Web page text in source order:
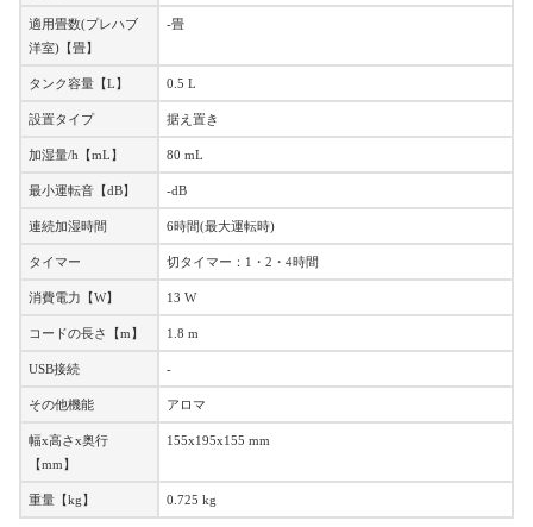
適用畳数(プレハブ
洋室)【畳】
-畳
タンク容量【L】 0.5 L
設置タイプ 据え置き
加湿量/h【mL】 80 mL
最小運転音【dB】 -dB
連続加湿時間 6時間(最大運転時)
タイマー 切タイマー：1・2・4時間
消費電力【W】 13 W
コードの長さ【m】 1.8 m
USB接続 -
その他機能 アロマ
幅x高さx奥行
【mm】
155x195x155 mm
重量【kg】 0.725 kg